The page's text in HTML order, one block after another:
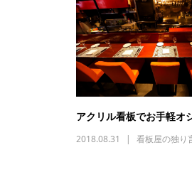
アクリル看板でお手軽オ
2018.08.31 看板屋の独り